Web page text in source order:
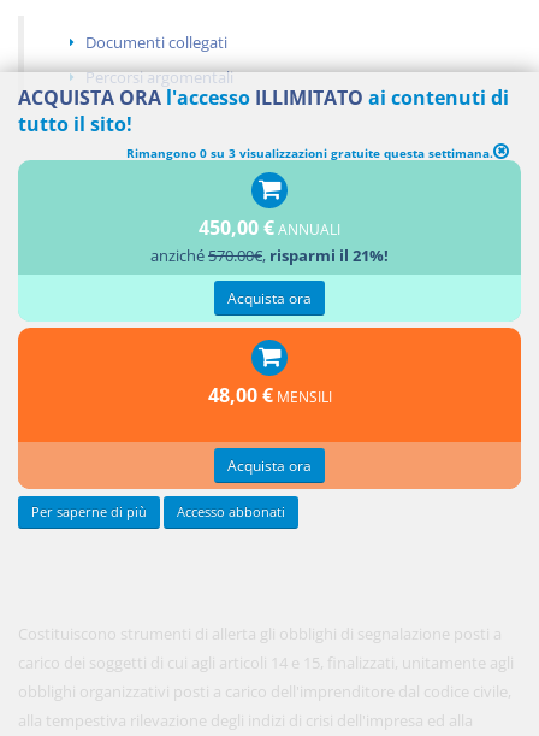
Documenti collegati
Percorsi argomentali
TITOLO II Procedure di allerta e di composizione assistita della
crisi - CAPO I Strumenti di allerta (NOZIONE, EFFETTI E AMBITO DI
Costituiscono strumenti di allerta gli obblighi di segnalazione posti a
carico dei soggetti di cui agli articoli 14 e 15, finalizzati, unitamente agli
obblighi organizzativi posti a carico dell'imprenditore dal codice civile,
alla tempestiva rilevazione degli indizi di crisi dell'impresa ed alla
ACQUISTA ORA l'accesso ILLIMITATO ai contenuti di
tutto il sito!
Rimangono 0 su 3 visualizzazioni gratuite questa settimana.
450,00 €ANNUALI
anziché570.00€, risparmi il 21%!
Acquista ora
48,00 € MENSILI
Acquista ora
Per saperne di più Accesso abbonati